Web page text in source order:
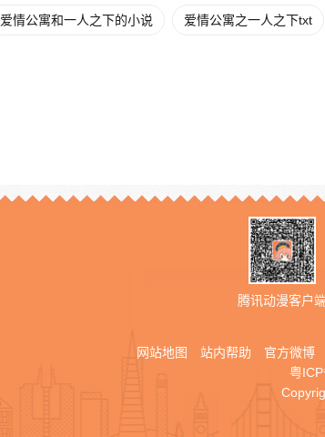
爱情公寓和一人之下的小说 爱情公寓之一人之下txt
腾讯动漫客户
网站地图 站内帮助 官方微博
粤